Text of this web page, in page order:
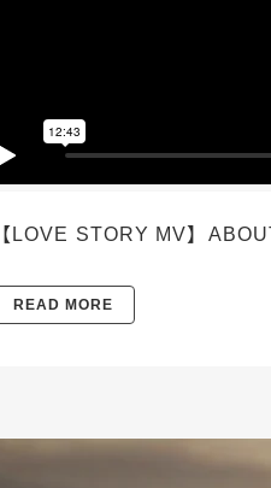
【LOVE STORY MV】
READ MORE